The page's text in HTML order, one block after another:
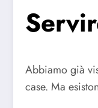
Abbiamo già
case. Ma